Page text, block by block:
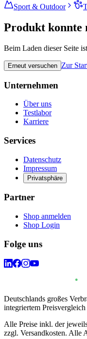
Sport & Outdoor
Produkt konnte
Beim Laden dieser Seite
Erneut versuchen Zur
Unternehmen
Über uns
Testlabor
Karriere
Services
Datenschutz
Impressum
Privatsphäre
Partner
Shop anmelden
Shop Login
Folge uns
Deutschlands großes
integriertem Preisvergleich
Alle Preise inkl. der
zzgl. Versandkosten. Alle